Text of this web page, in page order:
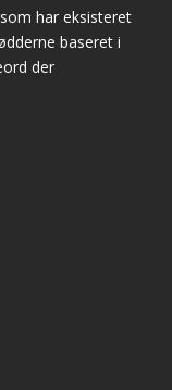
har eksisteret
baseret i
der